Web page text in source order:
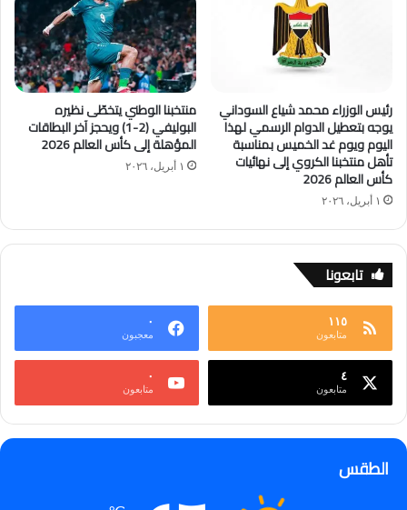
رئيس الوزراء محمد شياع السوداني
يوجه بتعطيل الدوام الرسمي لهذا
اليوم ويوم غد الخميس بمناسبة
تأهل منتخبنا الكروي إلى نهائيات
كأس العالم 2026
١ أبريل، ٢٠٢٦
منتخبنا الوطني يتخطّى نظيره
البوليفي (2-1) ويحجز آخر البطاقات
المؤهلة إلى كأس العالم 2026
١ أبريل، ٢٠٢٦
تابعونا
١١٥
متابعون
٠
معجبون
٤
متابعون
٠
متابعون
الطقس